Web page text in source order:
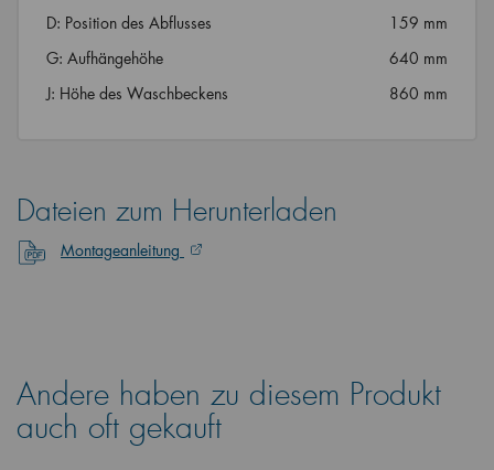
D: Position des Abflusses
159 mm
G: Aufhängehöhe
640 mm
J: Höhe des Waschbeckens
860 mm
Dateien zum Herunterladen
Montageanleitung
Andere haben zu diesem Produkt
auch oft gekauft